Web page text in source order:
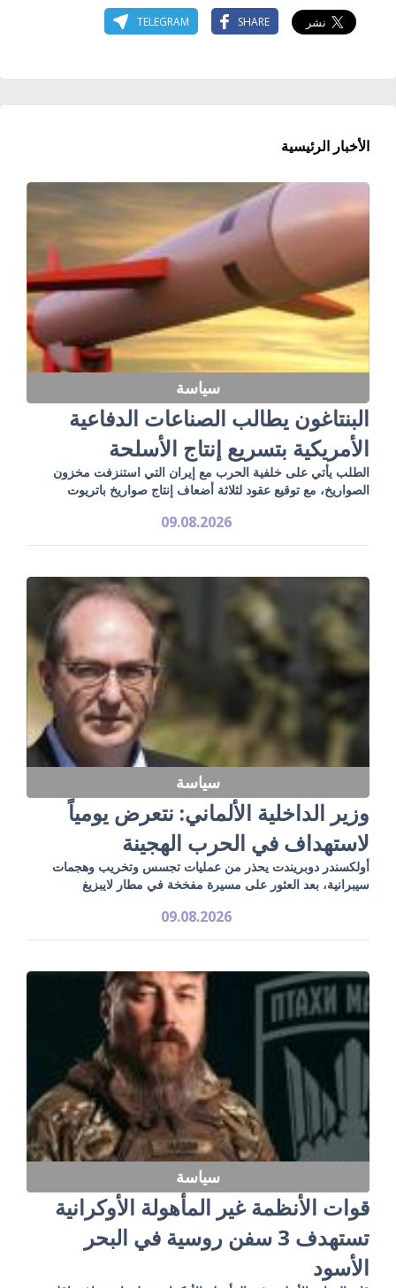
SHARE
TELEGRAM
الأخبار الرئيسية
سياسة
البنتاغون يطالب الصناعات الدفاعية
الأمريكية بتسريع إنتاج الأسلحة
الطلب يأتي على خلفية الحرب مع إيران التي استنزفت مخزون
الصواريخ، مع توقيع عقود لثلاثة أضعاف إنتاج صواريخ باتريوت
09.08.2026
سياسة
وزير الداخلية الألماني: نتعرض يومياً
لاستهداف في الحرب الهجينة
أولكسندر دوبريندت يحذر من عمليات تجسس وتخريب وهجمات
سيبرانية، بعد العثور على مسيرة مفخخة في مطار لايبزيغ
09.08.2026
سياسة
قوات الأنظمة غير المأهولة الأوكرانية
تستهدف 3 سفن روسية في البحر
الأسود